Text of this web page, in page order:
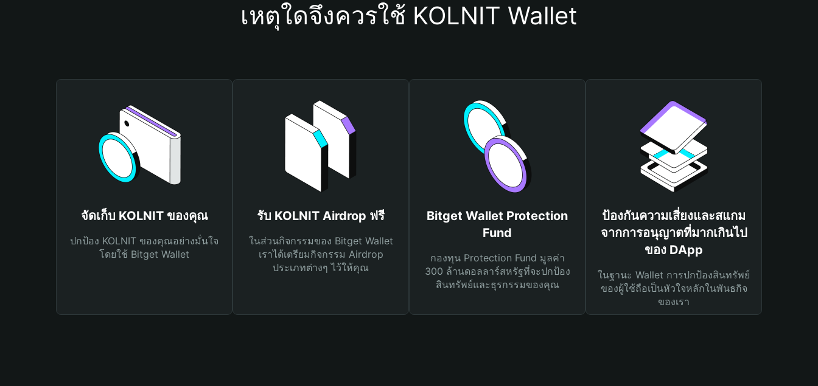
เหตุใดจึงควรใช้ KOLNIT Wallet
จัดเก็บ KOLNIT ของคุณ
ปกป้อง KOLNIT ของคุณอย่างมั่นใจ
โดยใช้ Bitget Wallet
รับ KOLNIT Airdrop ฟรี
ในส่วนกิจกรรมของ Bitget Wallet
เราได้เตรียมกิจกรรม Airdrop
ประเภทต่างๆ ไว้ให้คุณ
Bitget Wallet Protection
Fund
กองทุน Protection Fund มูลค่า
300 ล้านดอลลาร์สหรัฐที่จะปกป้อง
สินทรัพย์และธุรกรรมของคุณ
ป้องกันความเสี่ยงและสแกม
จากการอนุญาตที่มากเกินไป
ของ DApp
ในฐานะ Wallet การปกป้องสินทรัพย์
ของผู้ใช้ถือเป็นหัวใจหลักในพันธกิจ
ของเรา